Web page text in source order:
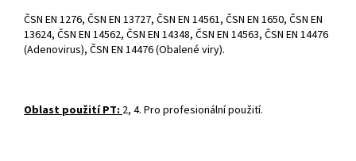
ČSN EN 1276, ČSN EN 13727, ČSN EN 14561, ČSN EN 1650, ČSN EN
13624, ČSN EN 14562, ČSN EN 14348, ČSN EN 14563, ČSN EN 14476
(Adenovirus), ČSN EN 14476 (Obalené viry).
Oblast použití PT: 2, 4. Pro profesionální použití.